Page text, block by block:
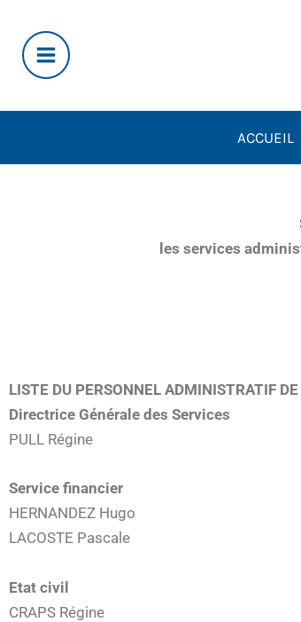
contenu
ACCUEIL
les services
LISTE DU PERSONNEL ADMINISTRATIF
Directrice Générale des Services
PULL Régine
Service financier
HERNANDEZ Hugo
LACOSTE Pascale
Etat civil
CRAPS Régine